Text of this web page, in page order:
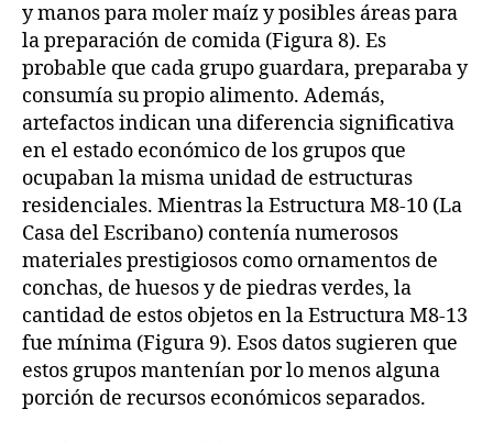
y manos para moler maíz y posibles áreas para
la preparación de comida (Figura 8). Es
probable que cada grupo guardara, preparaba y
consumía su propio alimento. Además,
artefactos indican una diferencia significativa
en el estado económico de los grupos que
ocupaban la misma unidad de estructuras
residenciales. Mientras la Estructura M8-10 (La
Casa del Escribano) contenía numerosos
materiales prestigiosos como ornamentos de
conchas, de huesos y de piedras verdes, la
cantidad de estos objetos en la Estructura M8-13
fue mínima (Figura 9). Esos datos sugieren que
estos grupos mantenían por lo menos alguna
porción de recursos económicos separados.